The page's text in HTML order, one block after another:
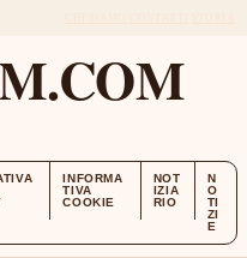
INFORMA
TIVA
COOKIE
NOT
IZIA
RIO
N
O
TI
ZI
E